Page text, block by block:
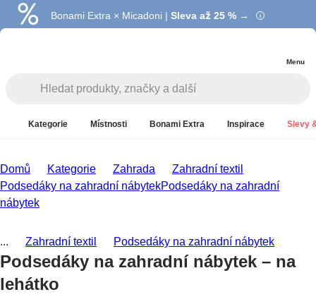
Bonami Extra × Micadoni | Sleva až 25 % →
Summer Sale | Ušetřete až 40 % →
Menu
Kategorie Místnosti Bonami Extra Inspirace Slevy
Domů Kategorie Zahrada
Zahradní textil
Podsedáky na zahradní nábytekPodsedáky na zahradní
nábytek
... Zahradní textil Podsedáky na zahradní nábytek
Podsedáky na zahradní nábytek – na
lehátko